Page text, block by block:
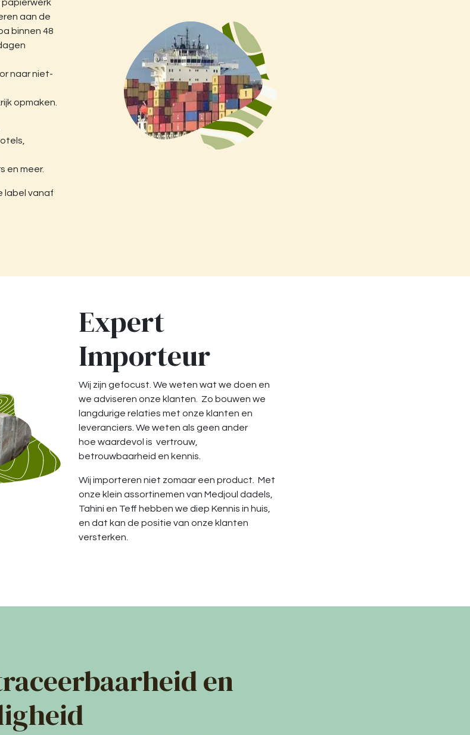
papierwerk
aan de
binnen 48
naar niet-
opmaken.
en meer.
label vanaf
Expert
Importeur
Wij zijn gefocust. We weten wat we doen en
we adviseren onze klanten. Zo bouwen we
langdurige relaties met onze klanten en
leveranciers. We weten als geen ander
hoe waardevol is vertrouw,
betrouwbaarheid en kennis.
Wij importeren niet zomaar een product. Met
onze klein assortinemen van Medjoul dadels,
Tahini en Teff hebben we diep Kennis in huis,
en dat kan de positie van onze klanten
versterken.
en